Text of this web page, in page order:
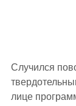
Случился
лице